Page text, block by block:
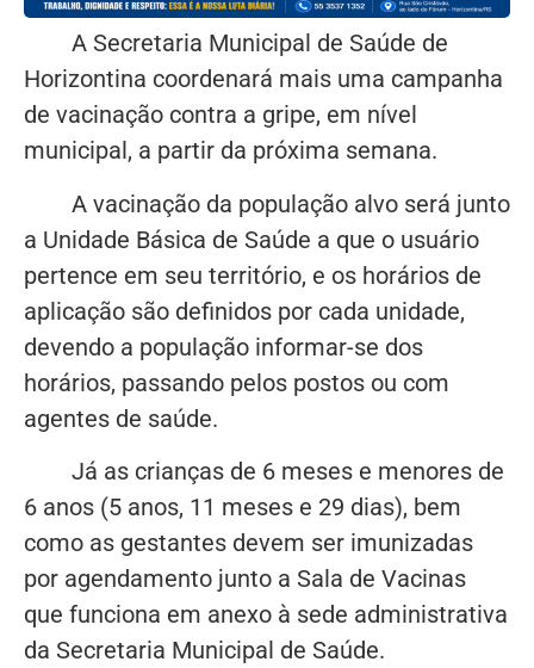
A Secretaria Municipal de Saúde de
Horizontina coordenará mais uma campanha
de vacinação contra a gripe, em nível
municipal, a partir da próxima semana.
A vacinação da população alvo será junto
a Unidade Básica de Saúde a que o usuário
pertence em seu território, e os horários de
aplicação são definidos por cada unidade,
devendo a população informar-se dos
horários, passando pelos postos ou com
agentes de saúde.
Já as crianças de 6 meses e menores de
6 anos (5 anos, 11 meses e 29 dias), bem
como as gestantes devem ser imunizadas
por agendamento junto a Sala de Vacinas
que funciona em anexo à sede administrativa
da Secretaria Municipal de Saúde.